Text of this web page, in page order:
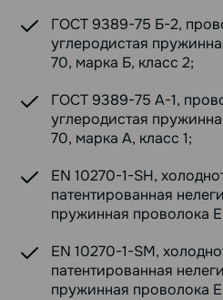
ГОСТ 9389-75 Б-2,
углеродистая
70, марка Б, класс 2;
ГОСТ 9389-75 А-1,
углеродистая
70, марка А, класс 1;
EN 10270-1-SH,
патентированная
пружинная проволока
EN 10270-1-SM,
патентированная
пружинная проволока